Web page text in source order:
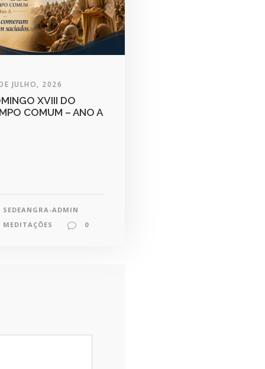
JULHO, 2026
XVIII DO
COMUM – ANO A
SEDEANGRA-ADMIN
MEDITAÇÕES
0